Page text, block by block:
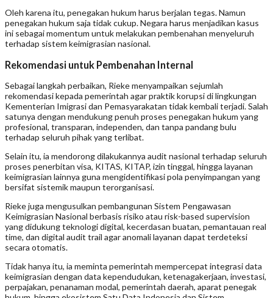
Oleh karena itu, penegakan hukum harus berjalan tegas. Namun
penegakan hukum saja tidak cukup. Negara harus menjadikan kasus
ini sebagai momentum untuk melakukan pembenahan menyeluruh
terhadap sistem keimigrasian nasional.
Rekomendasi untuk Pembenahan Internal
Sebagai langkah perbaikan, Rieke menyampaikan sejumlah
rekomendasi kepada pemerintah agar praktik korupsi di lingkungan
Kementerian Imigrasi dan Pemasyarakatan tidak kembali terjadi. Salah
satunya dengan mendukung penuh proses penegakan hukum yang
profesional, transparan, independen, dan tanpa pandang bulu
terhadap seluruh pihak yang terlibat.
Selain itu, ia mendorong dilakukannya audit nasional terhadap seluruh
proses penerbitan visa, KITAS, KITAP, izin tinggal, hingga layanan
keimigrasian lainnya guna mengidentifikasi pola penyimpangan yang
bersifat sistemik maupun terorganisasi.
Rieke juga mengusulkan pembangunan Sistem Pengawasan
Keimigrasian Nasional berbasis risiko atau risk-based supervision
yang didukung teknologi digital, kecerdasan buatan, pemantauan real
time, dan digital audit trail agar anomali layanan dapat terdeteksi
secara otomatis.
Tidak hanya itu, ia meminta pemerintah mempercepat integrasi data
keimigrasian dengan data kependudukan, ketenagakerjaan, investasi,
perpajakan, penanaman modal, pemerintah daerah, aparat penegak